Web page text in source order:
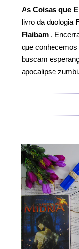
As Coisas que
livro da duologia
Flaibam .
que conhecemos
buscam
apocalipse zumbi.